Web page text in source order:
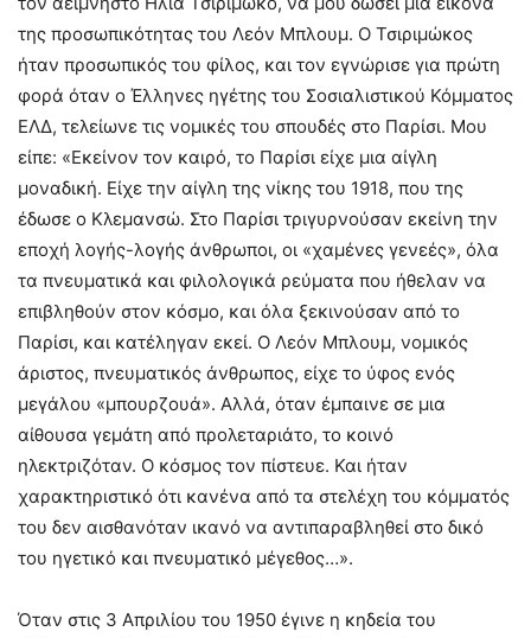
της προσωπικότητας του Λεόν Μπλουμ. Ο Τσιριμώκος
ήταν προσωπικός του φίλος, και τον εγνώρισε για πρώτη
φορά όταν ο Έλληνες ηγέτης του Σοσιαλιστικού Κόμματος
ΕΛΔ, τελείωνε τις νομικές του σπουδές στο Παρίσι. Μου
είπε: «Εκείνον τον καιρό, το Παρίσι είχε μια αίγλη
μοναδική. Είχε την αίγλη της νίκης του 1918, που της
έδωσε ο Κλεμανσώ. Στο Παρίσι τριγυρνούσαν εκείνη την
εποχή λογής-λογής άνθρωποι, οι «χαμένες γενεές», όλα
τα πνευματικά και φιλολογικά ρεύματα που ήθελαν να
επιβληθούν στον κόσμο, και όλα ξεκινούσαν από το
Παρίσι, και κατέληγαν εκεί. Ο Λεόν Μπλουμ, νομικός
άριστος, πνευματικός άνθρωπος, είχε το ύφος ενός
μεγάλου «μπουρζουά». Αλλά, όταν έμπαινε σε μια
αίθουσα γεμάτη από προλεταριάτο, το κοινό
ηλεκτριζόταν. Ο κόσμος τον πίστευε. Και ήταν
χαρακτηριστικό ότι κανένα από τα στελέχη του κόμματός
του δεν αισθανόταν ικανό να αντιπαραβληθεί στο δικό
του ηγετικό και πνευματικό μέγεθος…».
Όταν στις 3 Απριλίου του 1950 έγινε η κηδεία του